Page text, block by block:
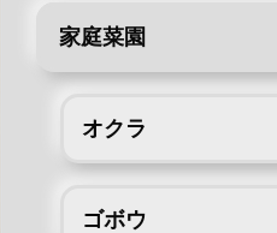
家庭菜園
オクラ
ゴボウ